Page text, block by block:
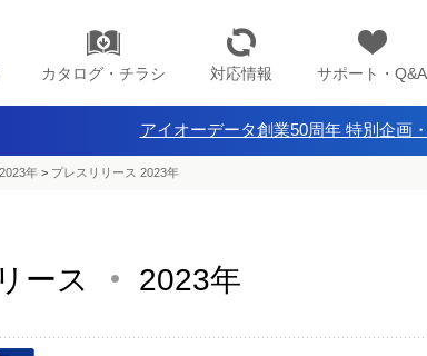
カタログ・チラシ 対応情報 サポート・Q&A
アイオーデータ創業50周年 特別企画
年 > プレスリリース 2023年
ース 2023年